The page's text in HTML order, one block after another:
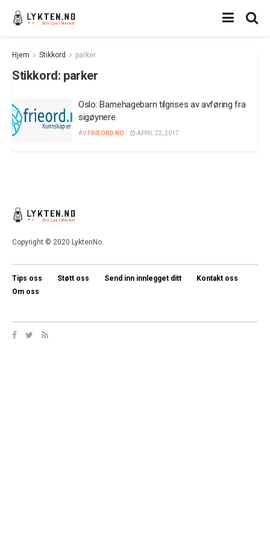
Hjem Stikkord parker
Stikkord: parker
Oslo: Barnehagebarn tilgrises av avføring fra
sigøynere
AV FRIEORD.NO APRIL 22, 2017
Copyright © 2020 LyktenNo.
Tips oss Støtt oss Send inn innlegget ditt
Kontakt oss
Om oss